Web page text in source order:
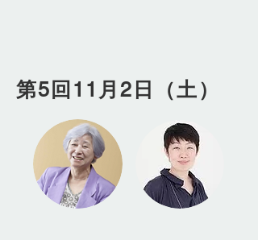
第5回11月2日（土）